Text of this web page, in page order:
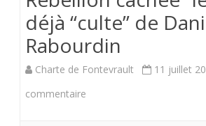
déjà “culte” de
Rabourdin
Charte de Fontevrault 11 juillet
commentaire